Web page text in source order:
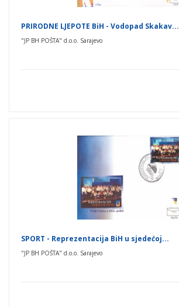
PRIRODNE LJEPOTE BiH - Vodopad Skakav...
"JP BH POŠTA" d.o.o. Sarajevo
SPORT - Reprezentacija BiH u sjedećoj...
"JP BH POŠTA" d.o.o. Sarajevo